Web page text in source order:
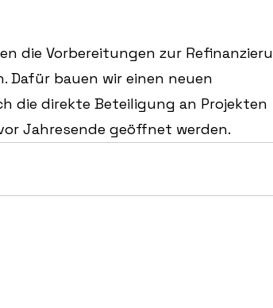
die Vorbereitungen zur
Dafür bauen wir einen neuen
die direkte Beteiligung an Projekten
Jahresende geöffnet werden.